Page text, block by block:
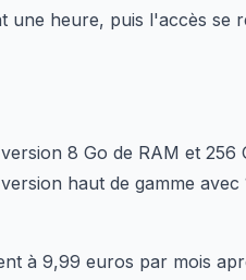
une heure, puis l'accès se
8 Go de RAM et 256
haut de gamme avec
à 9,99 euros par mois